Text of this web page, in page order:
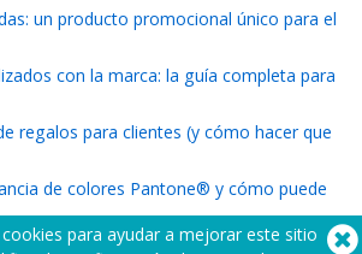
un producto promocional único para el
con la marca: la guía completa para
regalos para clientes (y cómo hacer que
de colores Pantone® y cómo puede
de marca: ¿Vale la pena para su empresa?
para ayudar a mejorar este sitio